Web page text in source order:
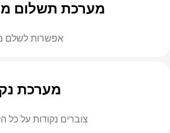
מערכת תשלום
אפשרות לשלם
מערכת
צוברים נקודות על כל